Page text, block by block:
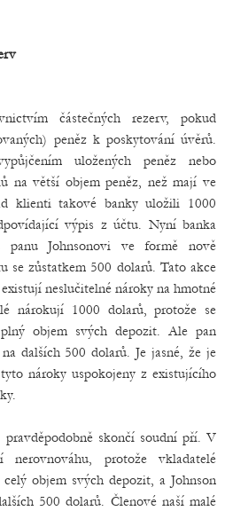
částečných rezerv, pokud
peněz k poskytování úvěrů.
uložených peněz nebo
na větší objem peněz, než mají ve
klienti takové banky uložili 1000
výpis z účtu. Nyní banka
panu Johnsonovi ve formě nově
se zůstatkem 500 dolarů. Tato akce
neslučitelné nároky na hmotné
nárokují 1000 dolarů, protože se
objem svých depozit. Ale pan
dalších 500 dolarů. Je jasné, že je
nároky uspokojeny z existujícího
skončí soudní pří. V
nerovnováhu, protože vkladatelé
objem svých depozit, a Johnson
500 dolarů. Členové naší malé